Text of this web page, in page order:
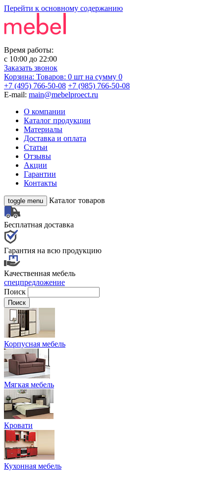
Перейти к основному содержанию
Время работы:
с 10:00 до 22:00
Заказать звонок
Корзина: Товаров: 0 шт на сумму 0
+7 (495) 766-50-08 +7 (985) 766-50-08
E-mail: main@mebelproect.ru
О компании
Каталог продукции
Материалы
Доставка и оплата
Статьи
Отзывы
Акции
Гарантии
Контакты
toggle menu Каталог товаров
Бесплатная доставка
Гарантия на всю продукцию
Качественная мебель
спецпредложение
Поиск
Корпусная мебель
Мягкая мебель
Кровати
Кухонная мебель